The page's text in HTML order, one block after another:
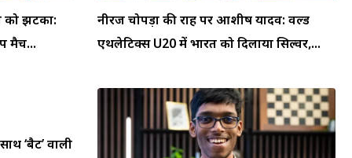
को झटका:
मैच...
नीरज चोपड़ा की राह पर आशीष यादव: वर्ल्ड
एथलेटिक्स U20 में भारत को दिलाया सिल्वर,...
‘बैट’ वाली